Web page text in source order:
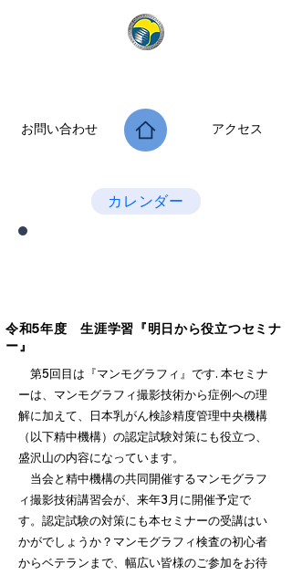
お問い合わせ アクセス
カレンダー
令和5年度 生涯学習『明日から役立つセミナ
ー』
第5回目は『マンモグラフィ』です. 本セミナ
ーは、マンモグラフィ撮影技術から症例への理
解に加えて、日本乳がん検診精度管理中央機構
（以下精中機構）の認定試験対策にも役立つ、
盛沢山の内容になっています。
当会と精中機構の共同開催するマンモグラフ
ィ撮影技術講習会が、来年3月に開催予定で
す。認定試験の対策にも本セミナーの受講はい
かがでしょうか？マンモグラフィ検査の初心者
からベテランまで、幅広い皆様のご参加をお待